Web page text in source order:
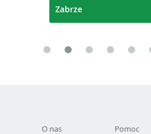
Zabrze
O nas
Pomoc